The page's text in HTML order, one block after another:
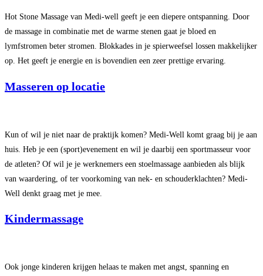
Hot Stone Massage van Medi-well geeft je een diepere ontspanning. Door
de massage in combinatie met de warme stenen gaat je bloed en
lymfstromen beter stromen. Blokkades in je spierweefsel lossen makkelijker
op. Het geeft je energie en is bovendien een zeer prettige ervaring.
Masseren op locatie
Kun of wil je niet naar de praktijk komen? Medi-Well komt graag bij je aan
huis. Heb je een (sport)evenement en wil je daarbij een sportmasseur voor
de atleten? Of wil je je werknemers een stoelmassage aanbieden als blijk
van waardering, of ter voorkoming van nek- en schouderklachten? Medi-
Well denkt graag met je mee.
Kindermassage
Ook jonge kinderen krijgen helaas te maken met angst, spanning en